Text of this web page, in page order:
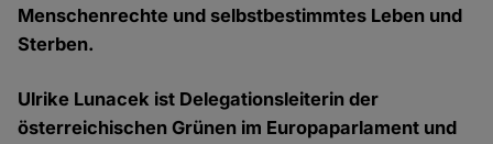
Menschenrechte und selbstbestimmtes Leben und
Sterben.
Ulrike Lunacek ist Delegationsleiterin der
österreichischen Grünen im Europaparlament und